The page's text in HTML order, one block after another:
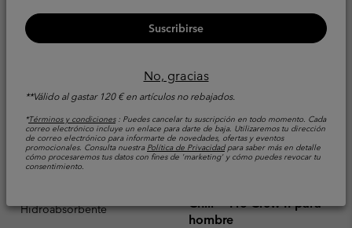
Suscribirse
No, gracias
**Válido al gastar 120 € en artículos no rebajados.
*Términos y condiciones: Puedes cancelar tu suscripción en todo momento. Cada
correo electrónico incluye un enlace para darte de baja. Utilizaremos tu dirección
de correo electrónico para informarte de novedades, ofertas y eventos
promocionales. Consulta nuestra Política de Privacidadpara saber más en detalle
cómo procesaremos tus datos con fines de 'marketing' y cómo puedes revocar tu
consentimiento.
Camiseta Chill Creek™
Hidroabsorbente
Chill™ Pro Crew II para
hombre